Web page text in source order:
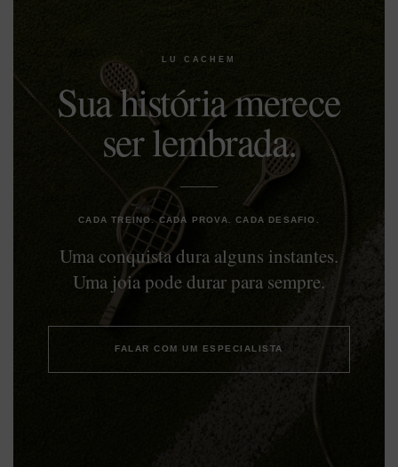
LU CACHEM
Sua história merece
ser lembrada.
CADA TREINO. CADA PROVA. CADA DESAFIO.
Uma conquista dura alguns instantes.
Uma joia pode durar para sempre.
FALAR COM UM ESPECIALISTA